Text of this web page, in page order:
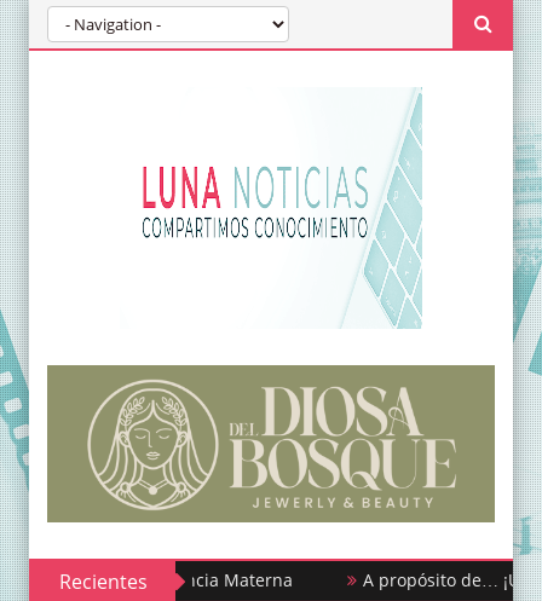
Recientes
de la Lactancia Materna A propósito de… ¡Urgencias